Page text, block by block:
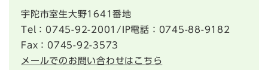
宇陀市室生大野1641番地
Tel：0745-92-2001/IP電話：0745-88-9182
Fax：0745-92-3573
メールでのお問い合わせはこちら